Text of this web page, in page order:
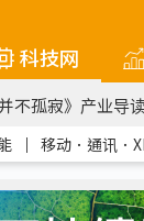
科技网
不孤寂》产业导
｜ 移动．通讯．